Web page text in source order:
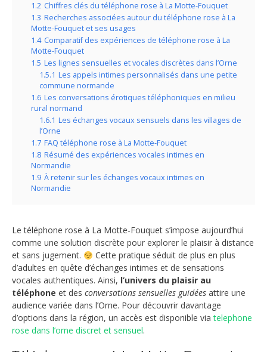
1.2 Chiffres clés du téléphone rose à La Motte-Fouquet
1.3 Recherches associées autour du téléphone rose à La
Motte-Fouquet et ses usages
1.4 Comparatif des expériences de téléphone rose à La
Motte-Fouquet
1.5 Les lignes sensuelles et vocales discrètes dans l’Orne
1.5.1 Les appels intimes personnalisés dans une petite
commune normande
1.6 Les conversations érotiques téléphoniques en milieu
rural normand
1.6.1 Les échanges vocaux sensuels dans les villages de
l’Orne
1.7 FAQ téléphone rose à La Motte-Fouquet
1.8 Résumé des expériences vocales intimes en
Normandie
1.9 À retenir sur les échanges vocaux intimes en
Normandie
Le téléphone rose à La Motte-Fouquet s’impose aujourd’hui
comme une solution discrète pour explorer le plaisir à distance
et sans jugement.
Cette pratique séduit de plus en plus
d’adultes en quête d’échanges intimes et de sensations
vocales authentiques. Ainsi, l’univers du plaisir au
téléphone et des conversations sensuelles guidées attire une
audience variée dans l’Orne. Pour découvrir davantage
d’options dans la région, un accès est disponible viatelephone
rose dans l’orne discret et sensuel.